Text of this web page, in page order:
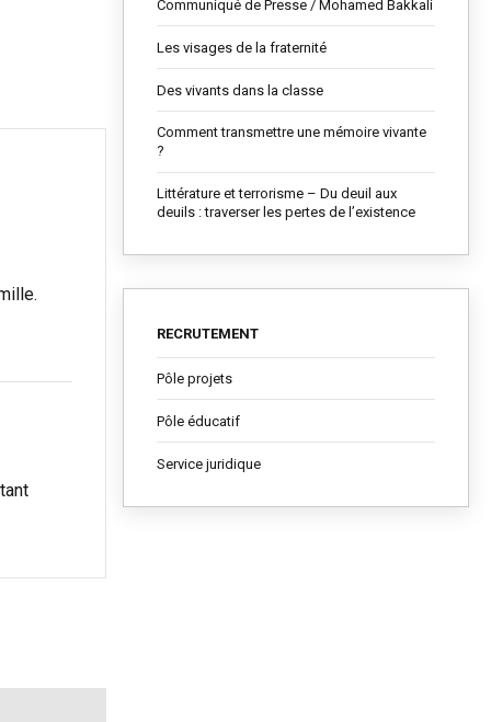
Communiqué de Presse / Mohamed Bakkali
Les visages de la fraternité
Des vivants dans la classe
Comment transmettre une mémoire vivante
?
Littérature et terrorisme – Du deuil aux
deuils : traverser les pertes de l’existence
RECRUTEMENT
Pôle projets
Pôle éducatif
Service juridique